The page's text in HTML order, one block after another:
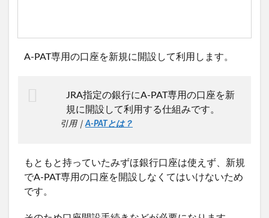
A-PAT専用の口座を新規に開設して利用します。
JRA指定の銀行にA-PAT専用の口座を新
規に開設して利用する仕組みです。
引用｜A-PATとは？
もともと持っていたみずほ銀行口座は使えず、新規
でA-PAT専用の口座を開設しなくてはいけないため
です。